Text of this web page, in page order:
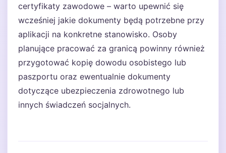
certyfikaty zawodowe – warto upewnić się
wcześniej jakie dokumenty będą potrzebne przy
aplikacji na konkretne stanowisko. Osoby
planujące pracować za granicą powinny również
przygotować kopię dowodu osobistego lub
paszportu oraz ewentualnie dokumenty
dotyczące ubezpieczenia zdrowotnego lub
innych świadczeń socjalnych.